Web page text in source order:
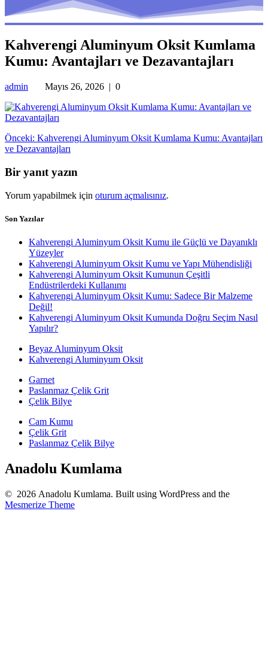
Kahverengi Aluminyum Oksit Kumlama
Kumu: Avantajları ve Dezavantajları
admin Mayıs 26, 2026 | 0
Yazı
gezinmesi
Önceki: Önceki
yazı:
Kahverengi Aluminyum Oksit Kumlama Kumu: Avantajları
ve Dezavantajları
Bir yanıt yazın
Yorum yapabilmek için oturum açmalısınız.
Son Yazılar
Kahverengi Aluminyum Oksit Kumu ile Güçlü ve Dayanıklı
Yüzeyler
Kahverengi Aluminyum Oksit Kumu ve Yapı Mühendisliği
Kahverengi Aluminyum Oksit Kumunun Çeşitli
Endüstrilerdeki Kullanımı
Kahverengi Aluminyum Oksit Kumu: Sadece Bir Malzeme
Değil!
Kahverengi Aluminyum Oksit Kumunda Doğru Seçim Nasıl
Yapılır?
Beyaz Aluminyum Oksit
Kahverengi Aluminyum Oksit
Garnet
Paslanmaz Çelik Grit
Çelik Bilye
Cam Kumu
Çelik Grit
Paslanmaz Çelik Bilye
Anadolu Kumlama
© 2026 Anadolu Kumlama. Built using WordPress and the
Mesmerize Theme